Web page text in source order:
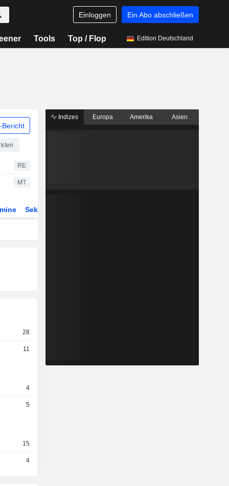
Einloggen Ein Abo abschließen
Tools Top / Flop Edition Deutschland
Bericht
RE
MT
Sektor
28
11
4
5
15
4
Indizes Europa Amerika Asien